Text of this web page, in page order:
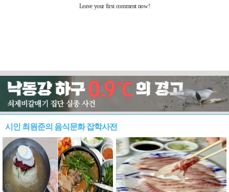
시인 최원준의 음식문화 잡학사전